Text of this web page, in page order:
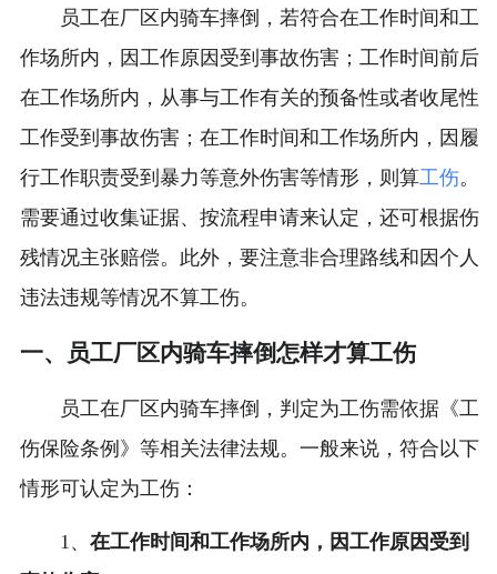
员工在厂区内骑车摔倒，若符合在工作时间和工
作场所内，因工作原因受到事故伤害；工作时间前后
在工作场所内，从事与工作有关的预备性或者收尾性
工作受到事故伤害；在工作时间和工作场所内，因履
行工作职责受到暴力等意外伤害等情形，则算工伤。
需要通过收集证据、按流程申请来认定，还可根据伤
残情况主张赔偿。此外，要注意非合理路线和因个人
违法违规等情况不算工伤。
一、员工厂区内骑车摔倒怎样才算工伤
员工在厂区内骑车摔倒，判定为工伤需依据《工
伤保险条例》等相关法律法规。一般来说，符合以下
情形可认定为工伤：
1、 在工作时间和工作场所内，因工作原因受到